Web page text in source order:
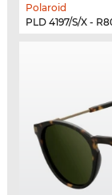
Polaroid
PLD 4197/S/X -